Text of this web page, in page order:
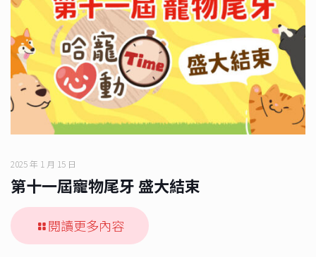
2025 年 1 月 15 日
第十一屆寵物尾牙 盛大結束
閱讀更多內容